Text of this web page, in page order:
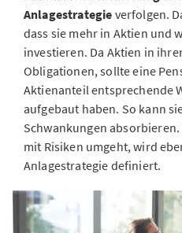
Anlagestrategie verfolgen.
dass sie mehr in Aktien und
investieren. Da Aktien in
Obligationen, sollte eine
Aktienanteil entsprechende
aufgebaut haben. So kann
Schwankungen
mit Risiken umgeht, wird
Anlagestrategie definiert.